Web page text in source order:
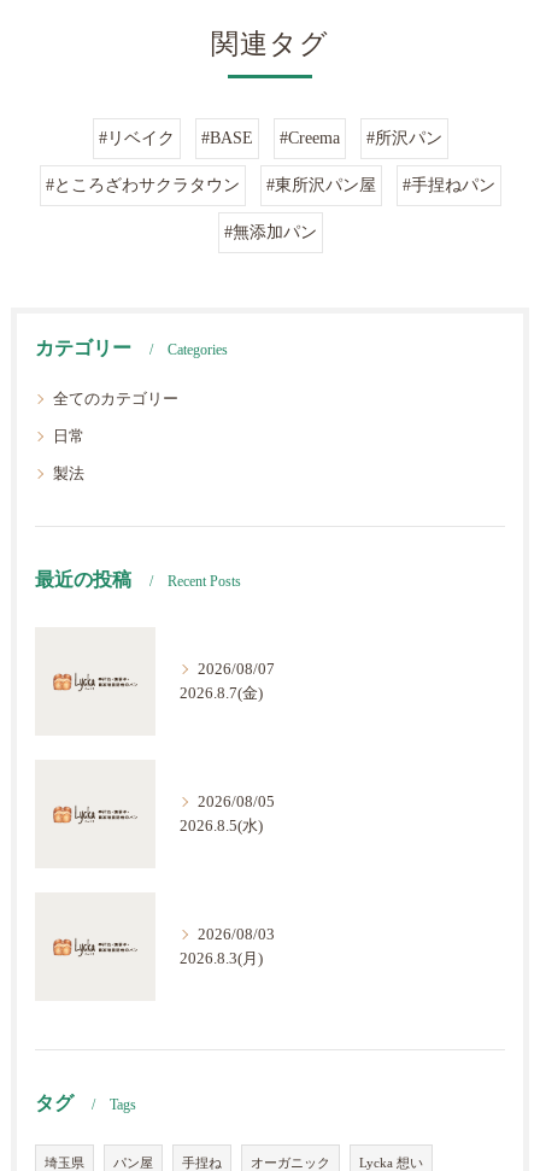
関連タグ
#リベイク #BASE #Creema #所沢パン
#ところざわサクラタウン #東所沢パン屋 #手捏ねパン
#無添加パン
カテゴリー Categories
全てのカテゴリー
日常
製法
最近の投稿 Recent Posts
2026/08/07
2026.8.7(金)
2026/08/05
2026.8.5(水)
2026/08/03
2026.8.3(月)
タグ Tags
埼玉県 パン屋 手捏ね オーガニック Lycka 想い